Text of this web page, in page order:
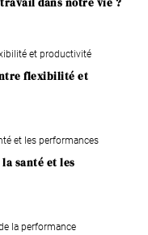
flexibilité et
santé et les